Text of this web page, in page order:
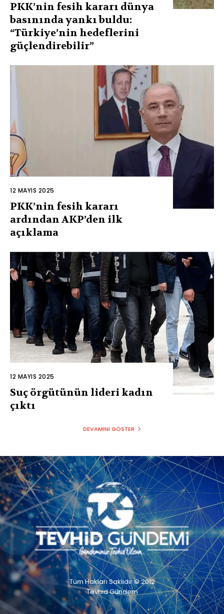
PKK’nin fesih kararı dünya
basınında yankı buldu:
“Türkiye’nin hedeflerini
güçlendirebilir”
12 MAYIS 2025
PKK’nin fesih kararı
ardından AKP’den ilk
açıklama
12 MAYIS 2025
Suç örgütünün lideri kadın
çıktı
DEVAMINI GÖSTER
Tüm Hakları Saklıdır © 2012
Tevhid Gündem